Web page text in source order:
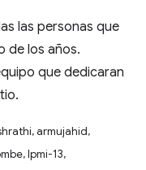
las personas que
de los años.
que dedicaran
armujahid,
lpmi-13,